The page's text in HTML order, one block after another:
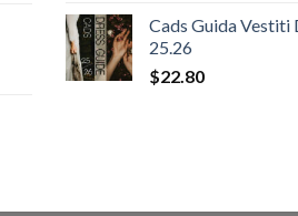
Cads Guida Vestiti
25.26
$22.80